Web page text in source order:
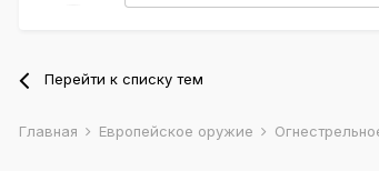
Перейти к списку тем
Главная Европейское оружие